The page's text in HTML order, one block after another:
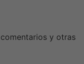
y otras